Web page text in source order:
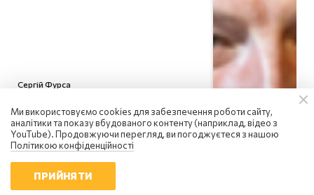
Сергій Фурса
приносять росії перемоги - Фурса
20:10 | 5.08.2026
Ми використовуємо cookies для забезпечення роботи сайту,
аналітики та показу вбудованого контенту (наприклад, відео з
YouTube). Продовжуючи перегляд, ви погоджуєтеся з нашою
Політикою конфіденційності
ПРИЙНЯТИ